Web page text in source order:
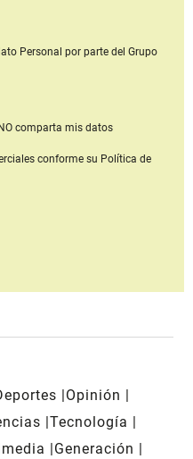
Personal por parte del Grupo
comparta mis datos
conforme su Política de
Opinión
Tecnología
Generación